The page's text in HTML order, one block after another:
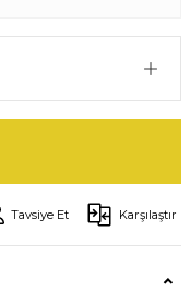
Tavsiye Et Karşılaştır